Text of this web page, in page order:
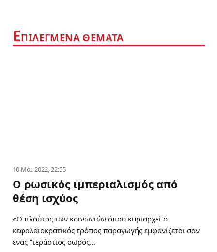
ΕΠΙΛΕΓΜΕΝΑ ΘΕΜΑΤΑ
10 Μάι 2022, 22:55
Ο ρωσικός ιμπεριαλισμός από
θέση ισχύος
«Ο πλούτος των κοινωνιών όπου κυριαρχεί ο
κεφαλαιοκρατικός τρόπος παραγωγής εμφανίζεται σαν
ένας “τεράστιος σωρός…